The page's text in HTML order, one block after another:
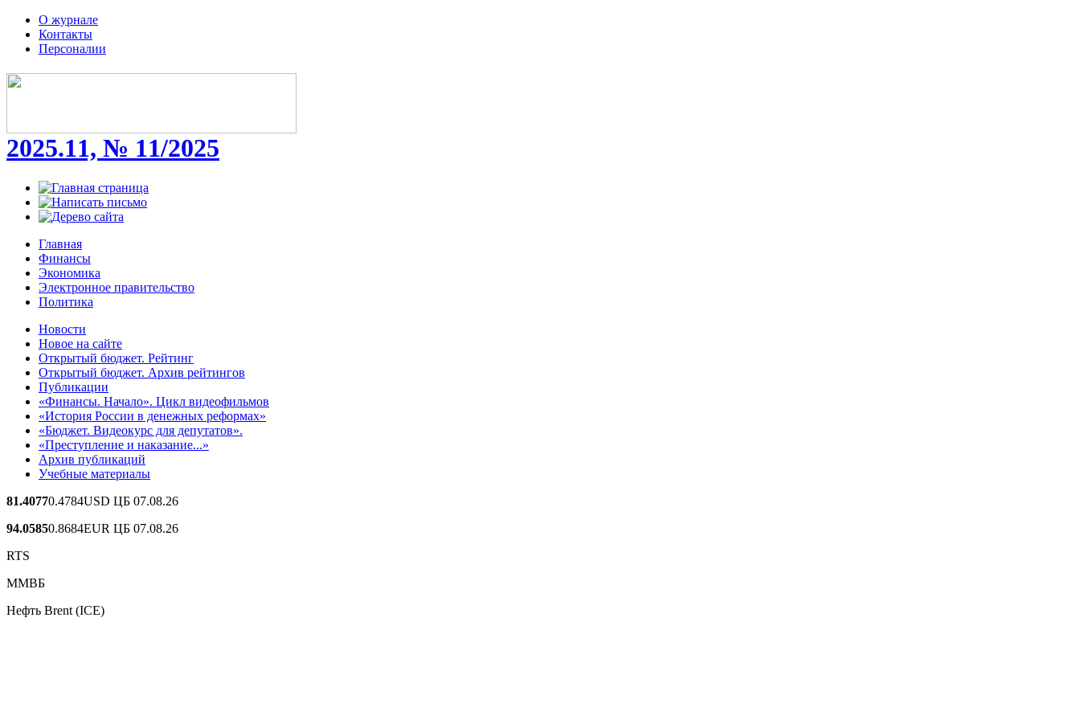
О журнале
Контакты
Персоналии
2025.11, № 11/2025
Главная
Финансы
Экономика
Электронное правительство
Политика
Новости
Новое на сайте
Открытый бюджет. Рейтинг
Открытый бюджет. Архив рейтингов
Публикации
«Финансы. Начало». Цикл видеофильмов
«История России в денежных реформах»
«Бюджет. Видеокурс для депутатов».
«Преступление и наказание...»
Архив публикаций
Учебные материалы
81.40770.4784USD ЦБ 07.08.26
94.05850.8684EUR ЦБ 07.08.26
RTS
ММВБ
Нефть Brent (ICE)